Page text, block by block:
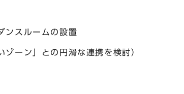
ンスルームの設置
ゾーン」との円滑な連携を検討）